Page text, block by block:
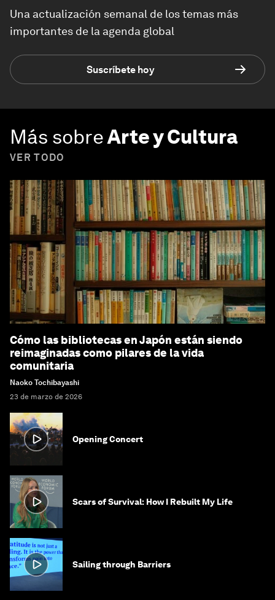
Una actualización semanal de los temas más
importantes de la agenda global
Suscríbete hoy
Más sobreArte y Cultura
VER TODO
Cómo las bibliotecas en Japón están siendo
reimaginadas como pilares de la vida
comunitaria
Naoko Tochibayashi
23 de marzo de 2026
Opening Concert
Scars of Survival: How I Rebuilt My Life
Sailing through Barriers